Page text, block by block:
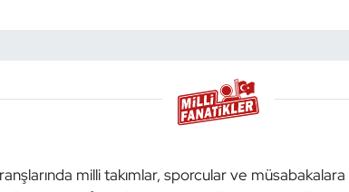
milli takımlar, sporcular ve